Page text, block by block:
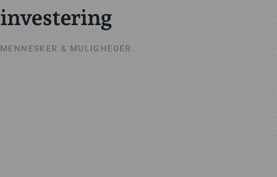
investering
MENNESKER & MULIGHEDER